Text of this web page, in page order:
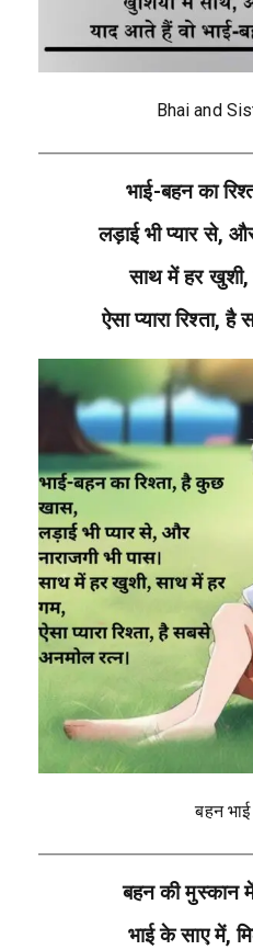
Bhai and
भाई-बहन का
लड़ाई भी प्यार से,
साथ में हर
ऐसा प्यारा रिश्ता,
बहन
बहन की मुस्कान
भाई के साए में,